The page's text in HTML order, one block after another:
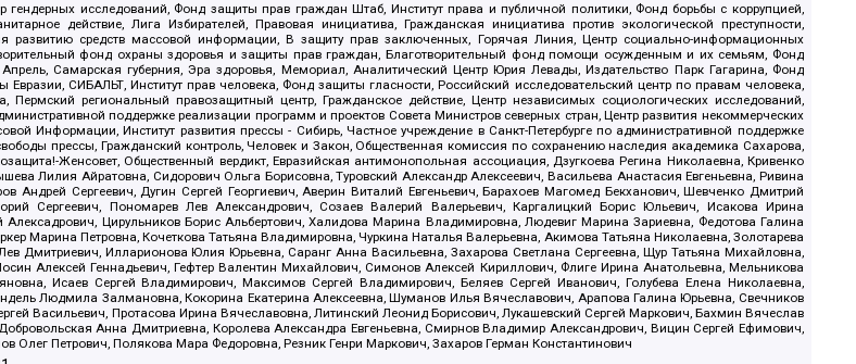
исследований, Фонд защиты прав граждан Штаб, Институт права и публичной политики, Фонд борьбы с коррупцией,
действие, Лига Избирателей, Правовая инициатива, Гражданская инициатива против экологической преступности,
средств массовой информации, В защиту прав заключенных, Горячая Линия, Центр социально-информационных
фонд охраны здоровья и защиты прав граждан, Благотворительный фонд помощи осужденным и их семьям, Фонд
Самарская губерния, Эра здоровья, Мемориал, Аналитический Центр Юрия Левады, Издательство Парк Гагарина, Фонд
СИБАЛЬТ, Институт прав человека, Фонд защиты гласности, Российский исследовательский центр по правам человека,
Пермский региональный правозащитный центр, Гражданское действие, Центр независимых социологических исследований,
поддержке реализации программ и проектов Совета Министров северных стран, Центр развития некоммерческих
Информации, Институт развития прессы - Сибирь, Частное учреждение в Санкт-Петербурге по административной поддержке
прессы, Гражданский контроль, Человек и Закон, Общественная комиссия по сохранению наследия академика Сахарова,
Женсовет, Общественный вердикт, Евразийская антимонопольная ассоциация, Дзугкоева Регина Николаевна, Кривенко
Лилия Айратовна, Сидорович Ольга Борисовна, Туровский Александр Алексеевич, Васильева Анастасия Евгеньевна, Ривина
Сергеевич, Дугин Сергей Георгиевич, Аверин Виталий Евгеньевич, Барахоев Магомед Бекханович, Шевченко Дмитрий
Сергеевич, Пономарев Лев Александрович, Созаев Валерий Валерьевич, Каргалицкий Борис Юльевич, Исакова Ирина
Цирульников Борис Альбертович, Халидова Марина Владимировна, Людевиг Марина Зариевна, Федотова Галина
Марина Петровна, Кочеткова Татьяна Владимировна, Чуркина Наталья Валерьевна, Акимова Татьяна Николаевна, Золотарева
Дмитриевич, Илларионова Юлия Юрьевна, Саранг Анна Васильевна, Захарова Светлана Сергеевна, Щур Татьяна Михайловна,
Алексей Геннадьевич, Гефтер Валентин Михайлович, Симонов Алексей Кириллович, Флиге Ирина Анатольевна, Мельникова
Исаев Сергей Владимирович, Максимов Сергей Владимирович, Беляев Сергей Иванович, Голубева Елена Николаевна,
Людмила Залмановна, Кокорина Екатерина Алексеевна, Шуманов Илья Вячеславович, Арапова Галина Юрьевна, Свечников
Васильевич, Протасова Ирина Вячеславовна, Литинский Леонид Борисович, Лукашевский Сергей Маркович, Бахмин Вячеслав
Анна Дмитриевна, Королева Александра Евгеньевна, Смирнов Владимир Александрович, Вицин Сергей Ефимович,
Петрович, Полякова Мара Федоровна, Резник Генри Маркович, Захаров Герман Константинович